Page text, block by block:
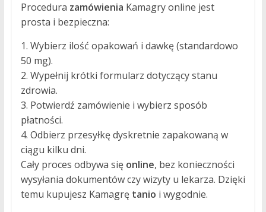
Procedura zamówienia Kamagry online jest
prosta i bezpieczna:
1. Wybierz ilość opakowań i dawkę (standardowo
50 mg).
2. Wypełnij krótki formularz dotyczący stanu
zdrowia.
3. Potwierdź zamówienie i wybierz sposób
płatności.
4. Odbierz przesyłkę dyskretnie zapakowaną w
ciągu kilku dni.
Cały proces odbywa się online, bez konieczności
wysyłania dokumentów czy wizyty u lekarza. Dzięki
temu kupujesz Kamagrę tanio i wygodnie.